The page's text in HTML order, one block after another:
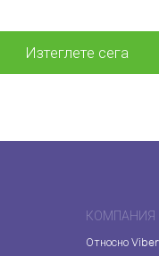
Изтеглете сега
КОМПАНИЯ
Относно Viber